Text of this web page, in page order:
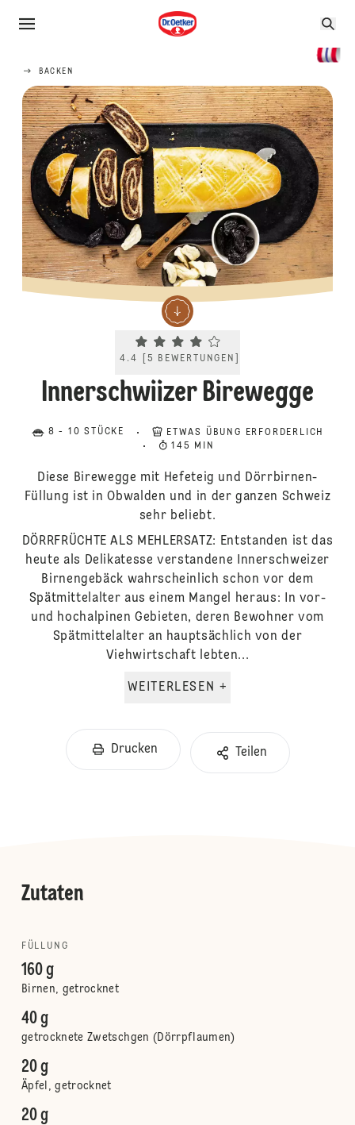
BACKEN
Current rating 4.4. Click to rate.
4.4 5 BEWERTUNGEN
Innerschwiizer Birewegge
8 - 10 STÜCKE
ETWAS ÜBUNG ERFORDERLICH
145 MIN
Diese Birewegge mit Hefeteig und Dörrbirnen-
Füllung ist in Obwalden und in der ganzen Schweiz
sehr beliebt.
DÖRRFRÜCHTE ALS MEHLERSATZ: Entstanden ist das
heute als Delikatesse verstandene Innerschweizer
Birnengebäck wahrscheinlich schon vor dem
Spätmittelalter aus einem Mangel heraus: In vor-
und hochalpinen Gebieten, deren Bewohner vom
Spätmittelalter an hauptsächlich von der
Viehwirtschaft lebten...
WEITERLESEN +
Drucken Teilen
Zutaten
FÜLLUNG
160 g
Birnen, getrocknet
40 g
getrocknete Zwetschgen (Dörrpflaumen)
20 g
Äpfel, getrocknet
20 g